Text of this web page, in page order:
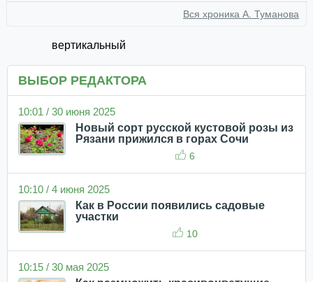
Вся хроника А. Туманова
вертикальный
ВЫБОР РЕДАКТОРА
10:01 / 30 июня 2025
Новый сорт русской кустовой розы из
Рязани прижился в горах Сочи
6
10:10 / 4 июня 2025
Как в России появились садовые
участки
10
10:15 / 30 мая 2025